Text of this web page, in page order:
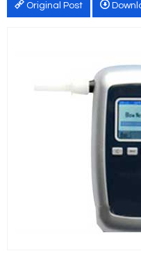
Original Post